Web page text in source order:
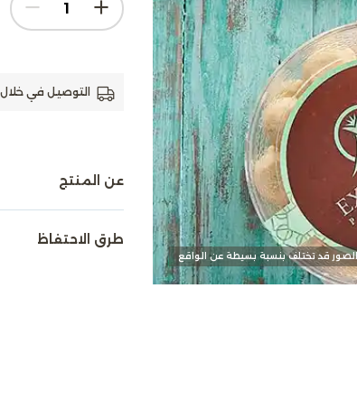
قد تختلف بنسبة بسيطة عن الواقع
التوصيل في
عن المنتج
طرق الاحتفاظ